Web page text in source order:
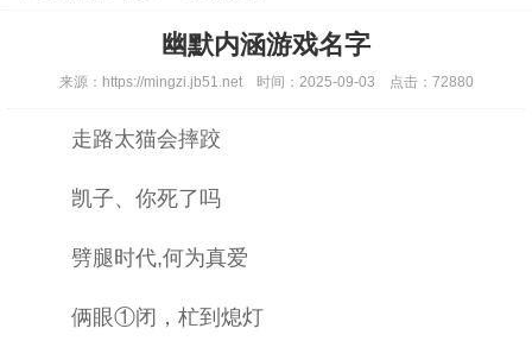
幽默内涵游戏名字
来源： https://mingzi.jb51.net 时间： 2025-09-03 点击： 72880
走路太猫会摔跤
凯子、你死了吗
劈腿时代,何为真爱
俩眼①闭，杧到熄灯